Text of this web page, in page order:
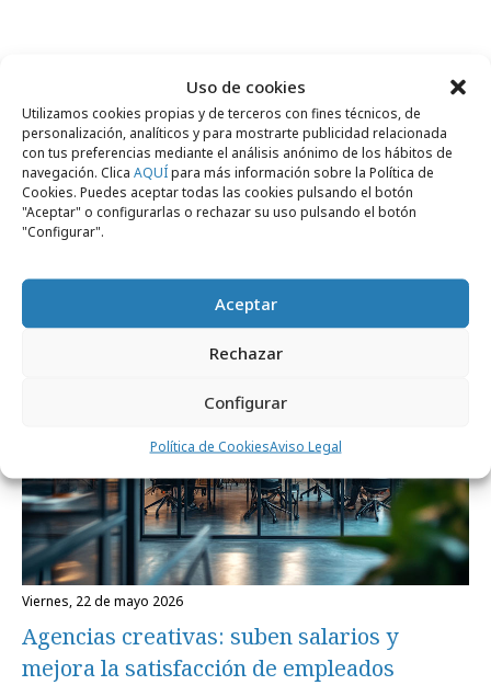
Uso de cookies
Utilizamos cookies propias y de terceros con fines técnicos, de
personalización, analíticos y para mostrarte publicidad relacionada
con tus preferencias mediante el análisis anónimo de los hábitos de
navegación. Clica AQUÍpara más información sobre la Política de
Cookies. Puedes aceptar todas las cookies pulsando el botón
"Aceptar" o configurarlas o rechazar su uso pulsando el botón
"Configurar".
Aceptar
Rechazar
Configurar
Política de CookiesAviso Legal
Noticias Relacionadas
viernes, 22 de mayo 2026
Agencias creativas: suben salarios y
mejora la satisfacción de empleados